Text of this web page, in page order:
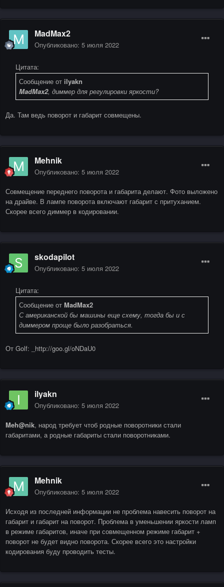
MadMax2
Опубликовано: 5 июля 2022
Цитата:
Сообщение от ilyakn
MadMax2, диммер для регулировки яркости?
Да. Там ведь поворот и габарит совмещены.
Mehnik
Опубликовано: 5 июля 2022
Совмещение переднего поворота и габарита делают. Фото выложено
на драйве. В лампе поворота включают габарит с притуханием.
Скорее всего диммер в кодировании.
skodapilot
Опубликовано: 5 июля 2022
Цитата:
Сообщение от MadMax2
С американской бы машины еще схему, тогда бы и с
диммером проще было разобраться.
От Golf: _http://goo.gl/oNDaU0
ilyakn
Опубликовано: 5 июля 2022
Meh@nik, народ требует чтоб родные поворотники стали
габаритами, а родные габариты стали поворотниками.
Mehnik
Опубликовано: 5 июля 2022
Исходя из последней информации не проблема навесить поворот на
габарит и габарит на поворот. Проблема в уменьшении яркости ламп
в режиме габаритов, иначе при совмещенном режиме габарит +
поворот не будет видно поворота. Скорее всего это настройки
кодирования буду проводить тесты.